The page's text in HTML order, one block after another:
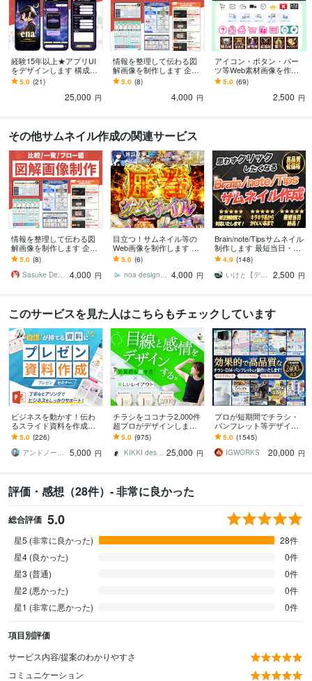
経験15年以上★アプリUI
をデザインします 構成案
やラフをもとに、UI設計
や改修もご相談いただけ
5.0 (21)
25,000 円
情報を整理して伝わる図
解画像を制作します 企業
での実務経験が豊富なデ
ザインのプロが対応しま
5.0 (8)
4,000 円
アイコン・ボタン・パー
ツ等Web素材画像を作り
ます Web・アプリ・ゲー
ム・デザインテイスト何
5.0 (69)
2,500 円
その他サムネイル作成の関連サービス
情報を整理して伝わる図
解画像を制作します 企業
での実務経験が豊富なデ
ザインのプロが対応しま
す
5.0 (8)
Sasuke Design 4,000 円
目立つ！サムネイル等の
Web画像を制作します 高
品質で安心。リーズナブ
ルな価格でご提供いたし
ます。
5.0 (6)
noa design studio 4,000 円
Brain/note/Tipsサムネイル
制作します 最短当日・修
正無制限・丸投げOK・実
績140件以上！
4.9 (148)
いけと【デザインスタジオ LOCAL】
2,500 円
このサービスを見た人はこちらもチェックしています
ビジネスを動かす！伝わ
るスライド資料を作成し
ます 営業資料・プレゼン
資料・企画書・セミナー
資料のパワポ作成
5.0 (226)
アンドノーツ｜スライドデザイナー
5,000 円
チラシをココナラ2,000件
超プロがデザインします
美しいレイアウト、目を
惹くビジュアルのフライ
ヤー・チラシ
5.0 (975)
KIKKI design 25,000 円
プロが短期間でチラシ・
パンフレット等デザイン
します 名刺、ショップカ
ード、DMなど印刷物なら
何でも対応可能です
5.0 (1545)
IGWORKS
20,000 円
評価・感想（28件）- 非常に良かった
総合評価 5.0
星5 (非常に良かった)
28件
星4 (良かった)
0件
星3 (普通)
0件
星2 (悪かった)
0件
星1 (非常に悪かった)
0件
項目別評価
サービス内容/提案のわかりやすさ
コミュニケーション